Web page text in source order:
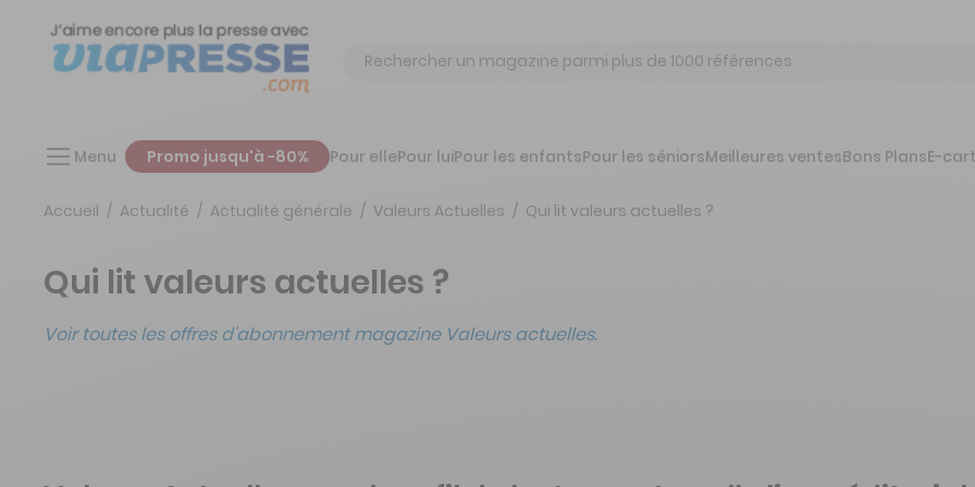
Chercher
Menu Promo jusqu'à -80% Pour ellePour luiPour les enfantsPour les séniorsMeilleures ventesBons PlansE-
Accueil Actualité Actualité générale Valeurs Actuelles Qui lit valeurs actuelles ?
Qui lit valeurs actuelles ?
Voir toutes les offres d'abonnement magazine Valeurs actuelles.